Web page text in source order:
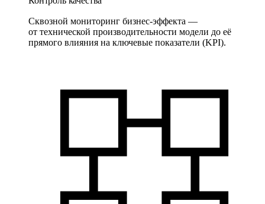
Сквозной мониторинг бизнес-эффекта —
от технической производительности модели до её
прямого влияния на ключевые показатели (KPI).